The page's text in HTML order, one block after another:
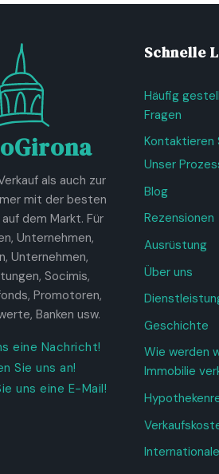
als auch zur
mit der besten
dem Markt. Für
Unternehmen,
Unternehmen,
Socimis,
Promotoren,
Banken usw.
eine Nachricht!
Sie uns an!
uns eine E-Mail!
Schnelle
Häufig
Fragen
Kontaktieren
Unser
Blog
Rezensionen
Ausrüstung
Über uns
Geschichte
Wie werden
Immobilie